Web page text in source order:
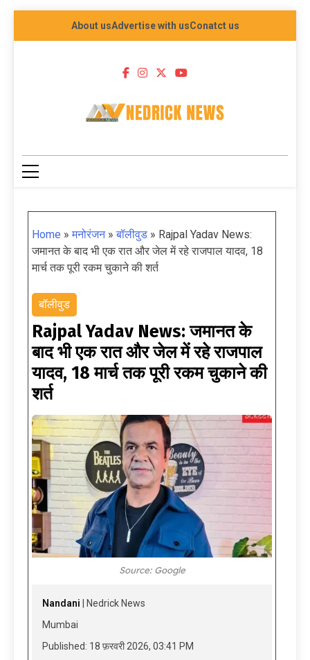
About usAdvertise with usConatct us
NEDRICK NEWS
Home »मनोरंजन»बॉलीवुड » Rajpal Yadav News:
जमानत के बाद भी एक रात और जेल में रहे राजपाल यादव, 18
मार्च तक पूरी रकम चुकाने की शर्त
बॉलीवुड
Rajpal Yadav News: जमानत के
बाद भी एक रात और जेल में रहे राजपाल
यादव, 18 मार्च तक पूरी रकम चुकाने की
शर्त
Source: Google
Nandani | Nedrick News
Mumbai
Published: 18 फ़रवरी 2026, 03:41 PM